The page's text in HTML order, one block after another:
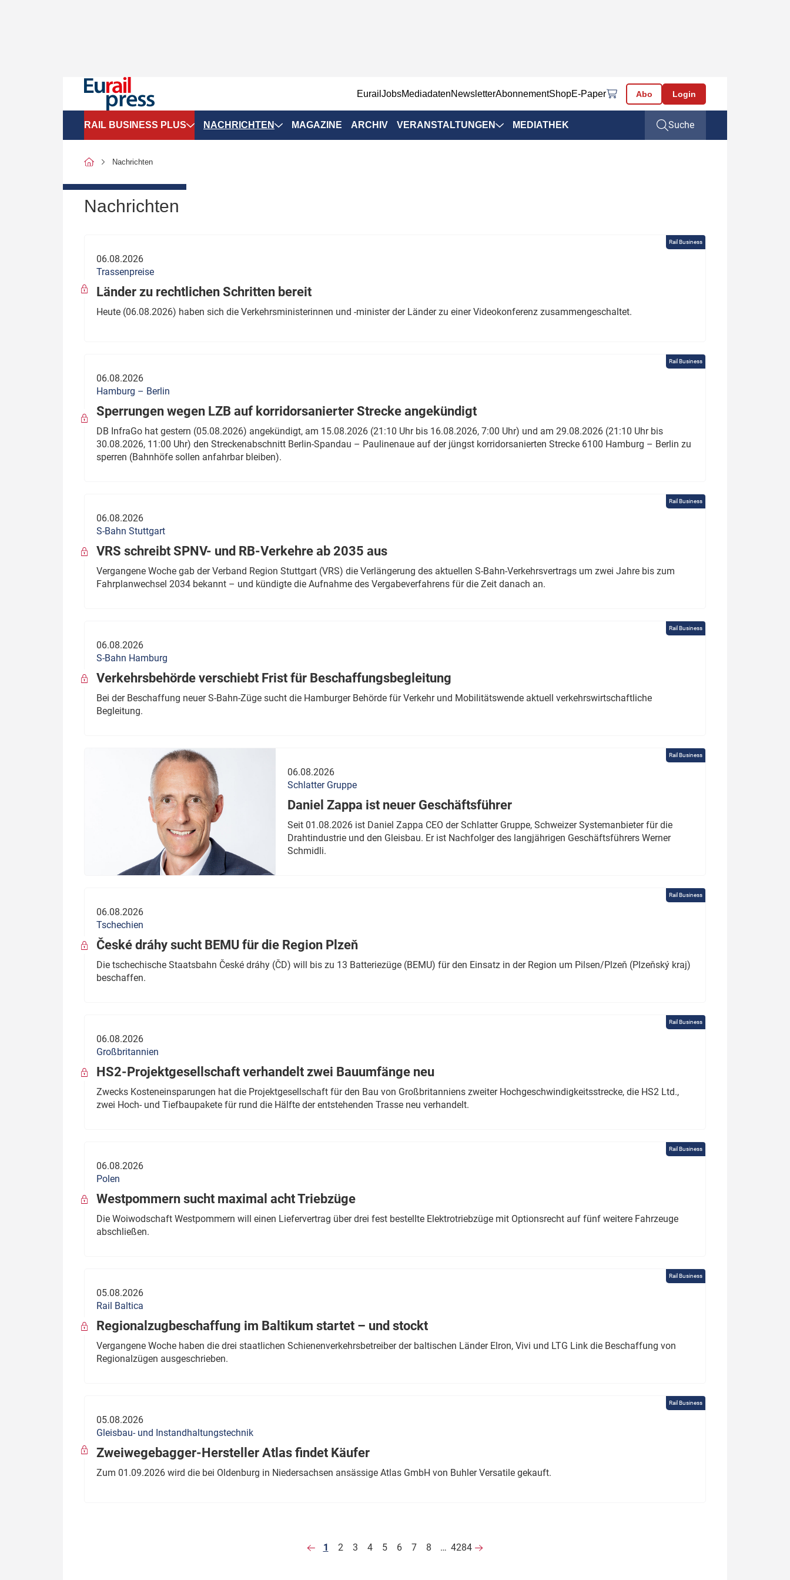
EurailJobsMediadatenNewsletterAbonnementShopE-Paper Abo Login
RAIL BUSINESS PLUS
SPNV-Marktdaten
Politik
wen?
Thema des Monats
Dossier: Generalsanierung
Dossier: ETCS
Dossier:
NACHRICHTEN MAGAZINE ARCHIV VERANSTALTUNGEN MEDIATHEK Suche
Nachrichten
Nachrichten
Rail Business
06.08.2026
Trassenpreise
Länder zu rechtlichen Schritten bereit
Heute (06.08.2026) haben sich die Verkehrsministerinnen und -minister der Länder zu einer Videokonferenz zusammengeschaltet.
Rail Business
06.08.2026
Hamburg – Berlin
Sperrungen wegen LZB auf korridorsanierter Strecke angekündigt
DB InfraGo hat gestern (05.08.2026) angekündigt, am 15.08.2026 (21:10 Uhr bis 16.08.2026, 7:00 Uhr) und am 29.08.2026 (21:10 Uhr bis
30.08.2026, 11:00 Uhr) den Streckenabschnitt Berlin-Spandau – Paulinenaue auf der jüngst korridorsanierten Strecke 6100 Hamburg – Berlin zu
sperren (Bahnhöfe sollen anfahrbar bleiben).
Rail Business
06.08.2026
S-Bahn Stuttgart
VRS schreibt SPNV- und RB-Verkehre ab 2035 aus
Vergangene Woche gab der Verband Region Stuttgart (VRS) die Verlängerung des aktuellen S-Bahn-Verkehrsvertrags um zwei Jahre bis zum
Fahrplanwechsel 2034 bekannt – und kündigte die Aufnahme des Vergabeverfahrens für die Zeit danach an.
Rail Business
06.08.2026
S-Bahn Hamburg
Verkehrsbehörde verschiebt Frist für Beschaffungsbegleitung
Bei der Beschaffung neuer S-Bahn-Züge sucht die Hamburger Behörde für Verkehr und Mobilitätswende aktuell verkehrswirtschaftliche
Begleitung.
Rail Business
06.08.2026
Schlatter Gruppe
Daniel Zappa ist neuer Geschäftsführer
Seit 01.08.2026 ist Daniel Zappa CEO der Schlatter Gruppe, Schweizer Systemanbieter für die
Drahtindustrie und den Gleisbau. Er ist Nachfolger des langjährigen Geschäftsführers Werner
Schmidli.
Rail Business
06.08.2026
Tschechien
České dráhy sucht BEMU für die Region Plzeň
Die tschechische Staatsbahn České dráhy (ČD) will bis zu 13 Batteriezüge (BEMU) für den Einsatz in der Region um Pilsen/Plzeň (Plzeňský kraj)
beschaffen.
Rail Business
06.08.2026
Großbritannien
HS2-Projektgesellschaft verhandelt zwei Bauumfänge neu
Zwecks Kosteneinsparungen hat die Projektgesellschaft für den Bau von Großbritanniens zweiter Hochgeschwindigkeitsstrecke, die HS2 Ltd.,
zwei Hoch- und Tiefbaupakete für rund die Hälfte der entstehenden Trasse neu verhandelt.
Rail Business
06.08.2026
Polen
Westpommern sucht maximal acht Triebzüge
Die Woiwodschaft Westpommern will einen Liefervertrag über drei fest bestellte Elektrotriebzüge mit Optionsrecht auf fünf weitere Fahrzeuge
abschließen.
Rail Business
05.08.2026
Rail Baltica
Regionalzugbeschaffung im Baltikum startet – und stockt
Vergangene Woche haben die drei staatlichen Schienenverkehrsbetreiber der baltischen Länder Elron, Vivi und LTG Link die Beschaffung von
Regionalzügen ausgeschrieben.
Rail Business
05.08.2026
Gleisbau- und Instandhaltungstechnik
Zweiwegebagger-Hersteller Atlas findet Käufer
Zum 01.09.2026 wird die bei Oldenburg in Niedersachsen ansässige Atlas GmbH von Buhler Versatile gekauft.
1 2 3 4 5 6 7 8 … 4284